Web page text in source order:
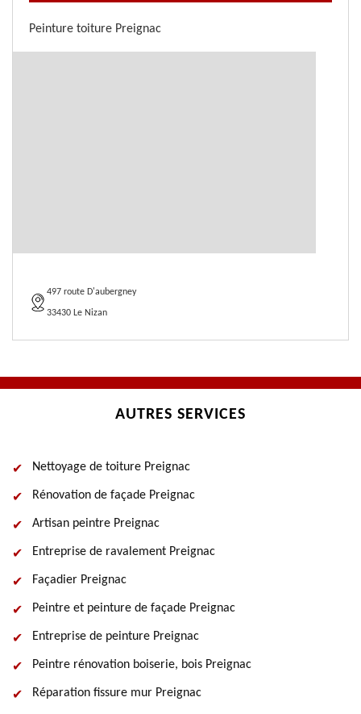
Peinture toiture Preignac
497 route D'aubergney
33430 Le Nizan
AUTRES SERVICES
Nettoyage de toiture Preignac
Rénovation de façade Preignac
Artisan peintre Preignac
Entreprise de ravalement Preignac
Façadier Preignac
Peintre et peinture de façade Preignac
Entreprise de peinture Preignac
Peintre rénovation boiserie, bois Preignac
Réparation fissure mur Preignac